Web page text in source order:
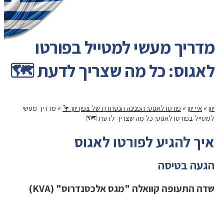
מדריך מעשי למטייל בפורטו
לאגוס: כל מה שצריך לדעת 🗺️
יוון » איי יוון » פורטו לאגוס: הפנינה הנסתרת של צפון יוון 🦩 » מדריך מעשי
למטייל בפורטו לאגוס: כל מה שצריך לדעת 🗺️
איך להגיע לפורטו לאגוס
הגעה בטיסה
שדה התעופה קוואלה "מגס אלכסנדרוס" (KVA)